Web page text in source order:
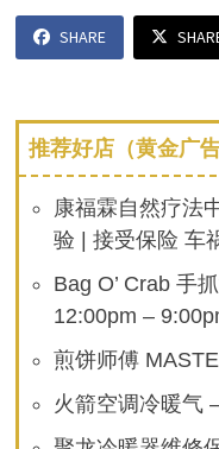
SHARE
推荐好店（黄金广告
康福霖自然疗法
验 | 接受保险 车
Bag O’ Crab 手
12:00pm –
煎饼师傅
火箭空调冷暖气